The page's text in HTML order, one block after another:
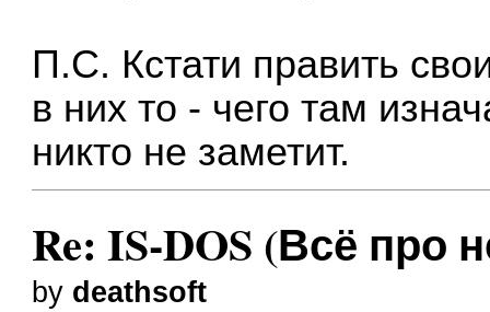
П.С. Кстати править
в них то - чего там
никто не заметит.
Re: IS-DOS (Всё про
by deathsoft